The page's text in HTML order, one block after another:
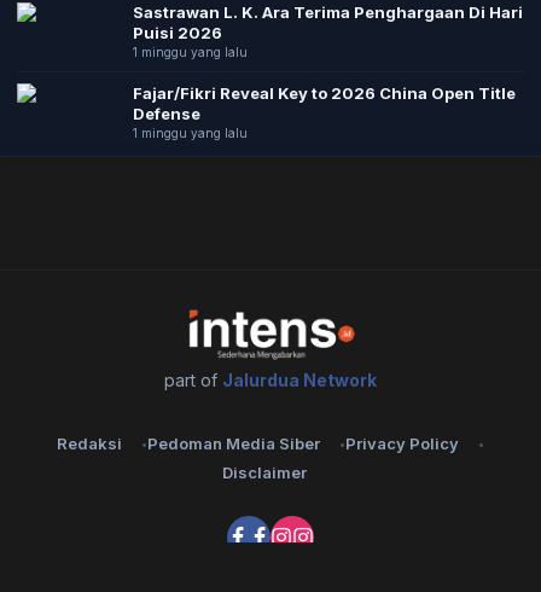
Sastrawan L. K. Ara Terima Penghargaan Di Hari
Puisi 2026
1 minggu yang lalu
Fajar/Fikri Reveal Key to 2026 China Open Title
Defense
1 minggu yang lalu
part of Jalurdua Network
Redaksi Pedoman Media Siber
Privacy Policy
Disclaimer